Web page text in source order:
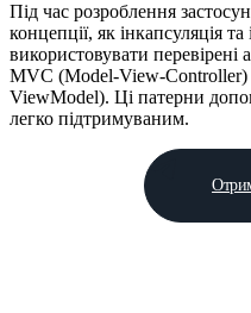
Під час розроблення
концепції, як інкапсуляція
використовувати перевірені
MVC (Model-View-
ViewModel). Ці патерни
легко підтримуваним.